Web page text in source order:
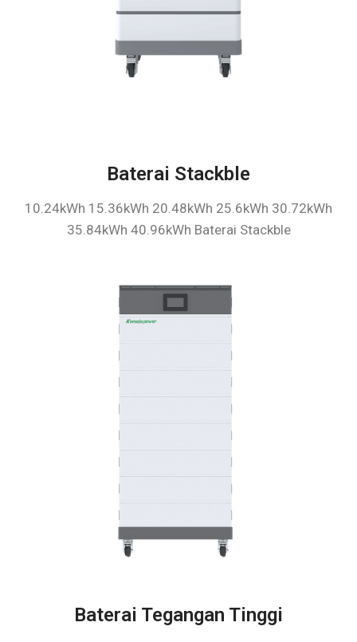
Baterai Stackble
10.24kWh 15.36kWh 20.48kWh 25.6kWh 30.72kWh
35.84kWh 40.96kWh Baterai Stackble
Baterai Tegangan Tinggi